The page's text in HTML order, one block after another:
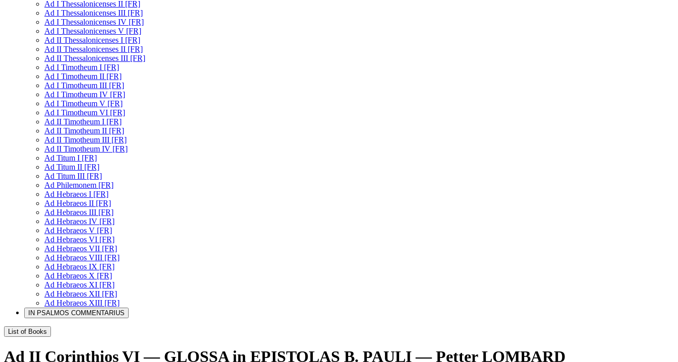
Ad I Thessalonicenses II [FR]
Ad I Thessalonicenses III [FR]
Ad I Thessalonicenses IV [FR]
Ad I Thessalonicenses V [FR]
Ad II Thessalonicenses I [FR]
Ad II Thessalonicenses II [FR]
Ad II Thessalonicenses III [FR]
Ad I Timotheum I [FR]
Ad I Timotheum II [FR]
Ad I Timotheum III [FR]
Ad I Timotheum IV [FR]
Ad I Timotheum V [FR]
Ad I Timotheum VI [FR]
Ad II Timotheum I [FR]
Ad II Timotheum II [FR]
Ad II Timotheum III [FR]
Ad II Timotheum IV [FR]
Ad Titum I [FR]
Ad Titum II [FR]
Ad Titum III [FR]
Ad Philemonem [FR]
Ad Hebraeos I [FR]
Ad Hebraeos II [FR]
Ad Hebraeos III [FR]
Ad Hebraeos IV [FR]
Ad Hebraeos V [FR]
Ad Hebraeos VI [FR]
Ad Hebraeos VII [FR]
Ad Hebraeos VIII [FR]
Ad Hebraeos IX [FR]
Ad Hebraeos X [FR]
Ad Hebraeos XI [FR]
Ad Hebraeos XII [FR]
Ad Hebraeos XIII [FR]
IN PSALMOS COMMENTARIUS
List of Books
Ad II Corinthios VI — GLOSSA in EPISTOLAS B. PAULI — Petter LOMBARD